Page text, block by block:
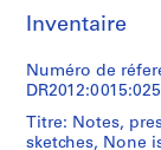
o
j
e
t
:
U
Inventaire
Numéro de
Titre: Notes,
sketches, None